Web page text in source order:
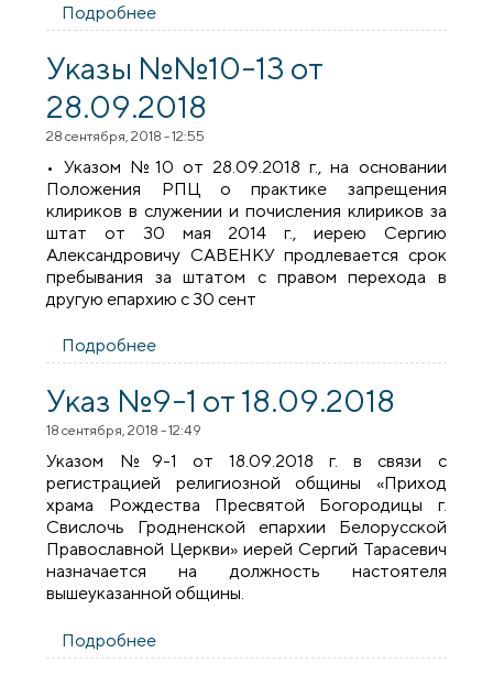
Подробнее
Указы №№10-13 от
28.09.2018
28 сентября, 2018 - 12:55
• Указом №10 от 28.09.2018 г., на основании
Положения РПЦ о практике запрещения
клириков в служении и почисления клириков за
штат от 30 мая 2014 г., иерею Сергию
Александровичу САВЕНКУ продлевается срок
пребывания за штатом с правом перехода в
другую епархию с 30 сент
Подробнее
Указ №9-1 от 18.09.2018
18 сентября, 2018 - 12:49
Указом №9-1 от 18.09.2018 г. в связи с
регистрацией религиозной общины «Приход
храма Рождества Пресвятой Богородицы г.
Свислочь Гродненской епархии Белорусской
Православной Церкви» иерей Сергий Тарасевич
назначается на должность настоятеля
вышеуказанной общины.
Подробнее